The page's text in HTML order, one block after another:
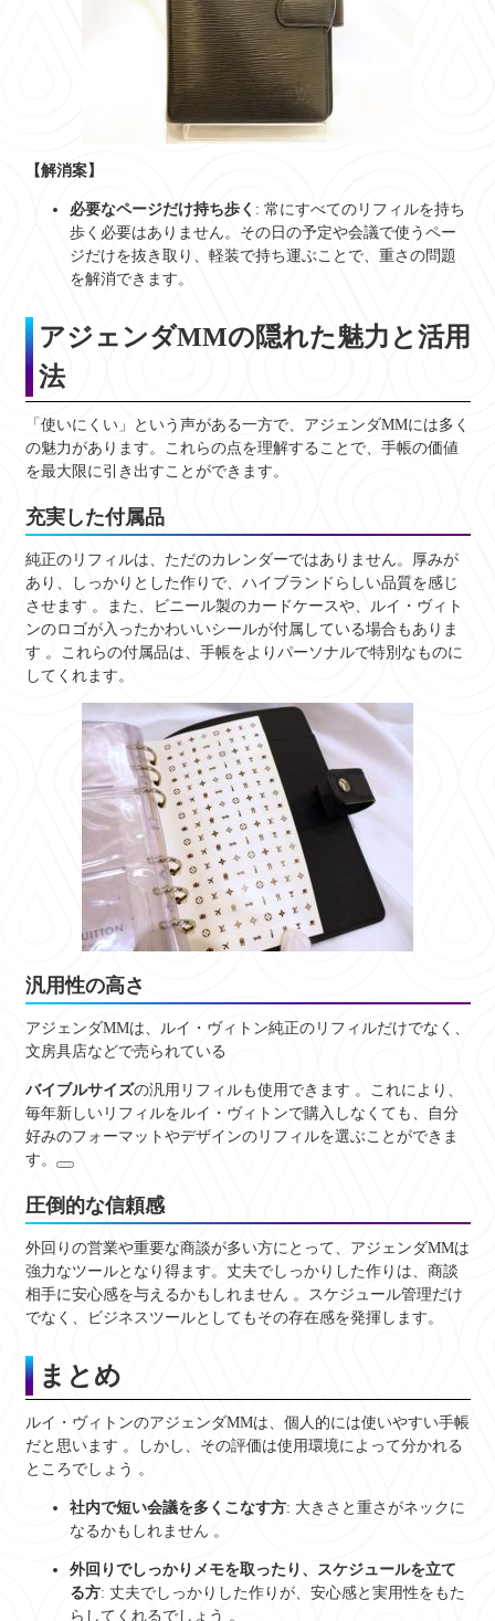
【解消案】
必要なページだけ持ち歩く : 常にすべてのリフィルを持ち
歩く必要はありません。その日の予定や会議で使うペー
ジだけを抜き取り、軽装で持ち運ぶことで、重さの問題
を解消できます。
アジェンダMMの隠れた魅力と活用
法
「使いにくい」という声がある一方で、アジェンダMMには多く
の魅力があります。これらの点を理解することで、手帳の価値
を最大限に引き出すことができます。
充実した付属品
純正のリフィルは、ただのカレンダーではありません。厚みが
あり、しっかりとした作りで、ハイブランドらしい品質を感じ
させます 。また、ビニール製のカードケースや、ルイ・ヴィト
ンのロゴが入ったかわいいシールが付属している場合もありま
す 。これらの付属品は、手帳をよりパーソナルで特別なものに
してくれます。
汎用性の高さ
アジェンダMMは、ルイ・ヴィトン純正のリフィルだけでなく、
文房具店などで売られている
バイブルサイズの汎用リフィルも使用できます 。これにより、
毎年新しいリフィルをルイ・ヴィトンで購入しなくても、自分
好みのフォーマットやデザインのリフィルを選ぶことができま
す。
圧倒的な信頼感
外回りの営業や重要な商談が多い方にとって、アジェンダMMは
強力なツールとなり得ます。丈夫でしっかりした作りは、商談
相手に安心感を与えるかもしれません 。スケジュール管理だけ
でなく、ビジネスツールとしてもその存在感を発揮します。
まとめ
ルイ・ヴィトンのアジェンダMMは、個人的には使いやすい手帳
だと思います 。しかし、その評価は使用環境によって分かれる
ところでしょう 。
社内で短い会議を多くこなす方: 大きさと重さがネックに
なるかもしれません 。
外回りでしっかりメモを取ったり、スケジュールを立て
る方: 丈夫でしっかりした作りが、安心感と実用性をもた
らしてくれるでしょう 。